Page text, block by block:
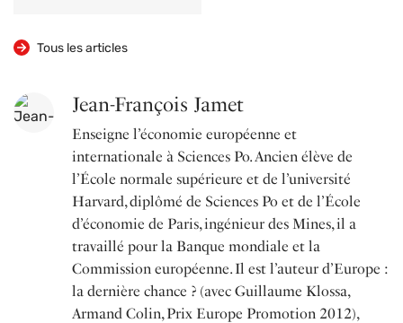
Tous les articles
Jean-François Jamet
Enseigne l’économie européenne et
internationale à Sciences Po. Ancien élève de
l’École normale supérieure et de l’université
Harvard, diplômé de Sciences Po et de l’École
d’économie de Paris, ingénieur des Mines, il a
travaillé pour la Banque mondiale et la
Commission européenne. Il est l’auteur d’Europe :
la dernière chance ? (avec Guillaume Klossa,
Armand Colin, Prix Europe Promotion 2012),